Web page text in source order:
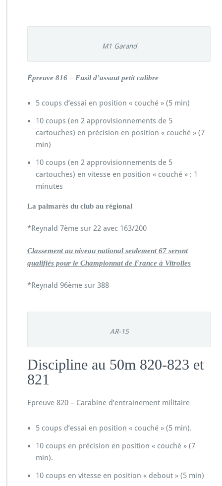
M1 Garand
Épreuve 816 – Fusil d’assaut petit calibre
5 coups d’essai en position « couché » (5 min)
10 coups (en 2 approvisionnements de 5
cartouches) en précision en position « couché » (7
min)
10 coups (en 2 approvisionnements de 5
cartouches) en vitesse en position « couché » : 1
minutes
La palmarès du club au régional
*Reynald 7ème sur 22 avec 163/200
Classement au niveau national seulement 67 seront
qualifiés pour le Championnat de France à Vitrolles
*Reynald 96ème sur 388
AR-15
Discipline au 50m 820-823 et
821
Epreuve 820 – Carabine d’entrainement militaire
5 coups d’essai en position « couché » (5 min).
10 coups en précision en position « couché » (7
min).
10 coups en vitesse en position « debout » (5 min)